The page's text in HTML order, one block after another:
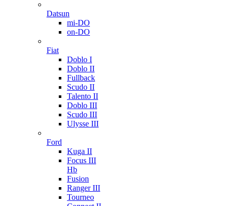
Datsun
mi-DO
on-DO
Fiat
Doblo I
Doblo II
Fullback
Scudo II
Talento II
Doblo III
Scudo III
Ulysse III
Ford
Kuga II
Focus III
Hb
Fusion
Ranger III
Tourneo